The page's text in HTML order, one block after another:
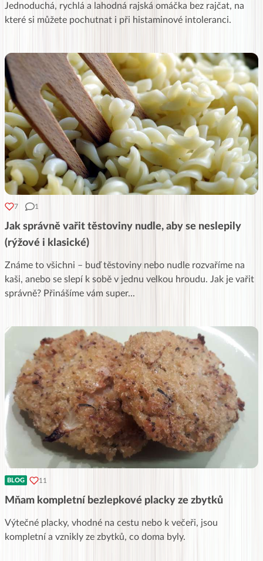
Jednoduchá, rychlá a lahodná rajská omáčka bez rajčat, na
které si můžete pochutnat i při histaminové intoleranci.
7 1
Jak správně vařit těstoviny nudle, aby se neslepily
(rýžové i klasické)
Známe to všichni – buď těstoviny nebo nudle rozvaříme na
kaši, anebo se slepí k sobě v jednu velkou hroudu. Jak je vařit
správně? Přinášíme vám super...
BLOG 11
Mňam kompletní bezlepkové placky ze zbytků
Výtečné placky, vhodné na cestu nebo k večeři, jsou
kompletní a vznikly ze zbytků, co doma byly.